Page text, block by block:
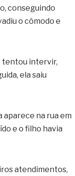
conseguindo
o cômodo e
tentou intervir,
ela saiu
na rua em
e o filho havia
atendimentos,